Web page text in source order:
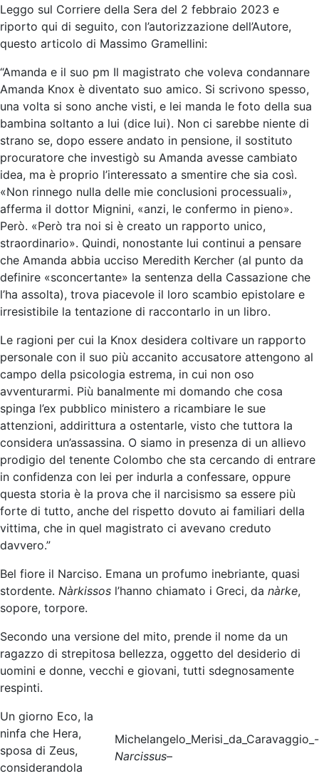
Leggo sul Corriere della Sera del 2 febbraio 2023 e
riporto qui di seguito, con l’autorizzazione dell’Autore,
questo articolo di Massimo Gramellini:
“Amanda e il suo pm Il magistrato che voleva condannare
Amanda Knox è diventato suo amico. Si scrivono spesso,
una volta si sono anche visti, e lei manda le foto della sua
bambina soltanto a lui (dice lui). Non ci sarebbe niente di
strano se, dopo essere andato in pensione, il sostituto
procuratore che investigò su Amanda avesse cambiato
idea, ma è proprio l’interessato a smentire che sia così.
«Non rinnego nulla delle mie conclusioni processuali»,
afferma il dottor Mignini, «anzi, le confermo in pieno».
Però. «Però tra noi si è creato un rapporto unico,
straordinario». Quindi, nonostante lui continui a pensare
che Amanda abbia ucciso Meredith Kercher (al punto da
definire «sconcertante» la sentenza della Cassazione che
l’ha assolta), trova piacevole il loro scambio epistolare e
irresistibile la tentazione di raccontarlo in un libro.
Le ragioni per cui la Knox desidera coltivare un rapporto
personale con il suo più accanito accusatore attengono al
campo della psicologia estrema, in cui non oso
avventurarmi. Più banalmente mi domando che cosa
spinga l’ex pubblico ministero a ricambiare le sue
attenzioni, addirittura a ostentarle, visto che tuttora la
considera un’assassina. O siamo in presenza di un allievo
prodigio del tenente Colombo che sta cercando di entrare
in confidenza con lei per indurla a confessare, oppure
questa storia è la prova che il narcisismo sa essere più
forte di tutto, anche del rispetto dovuto ai familiari della
vittima, che in quel magistrato ci avevano creduto
davvero.”
Bel fiore il Narciso. Emana un profumo inebriante, quasi
stordente. Nàrkissos l’hanno chiamato i Greci, da nàrke,
sopore, torpore.
Secondo una versione del mito, prende il nome da un
ragazzo di strepitosa bellezza, oggetto del desiderio di
uomini e donne, vecchi e giovani, tutti sdegnosamente
respinti.
Michelangelo_Merisi_da_Caravaggio_-
Narcissus–
Un giorno Eco, la
ninfa che Hera,
sposa di Zeus,
considerandola